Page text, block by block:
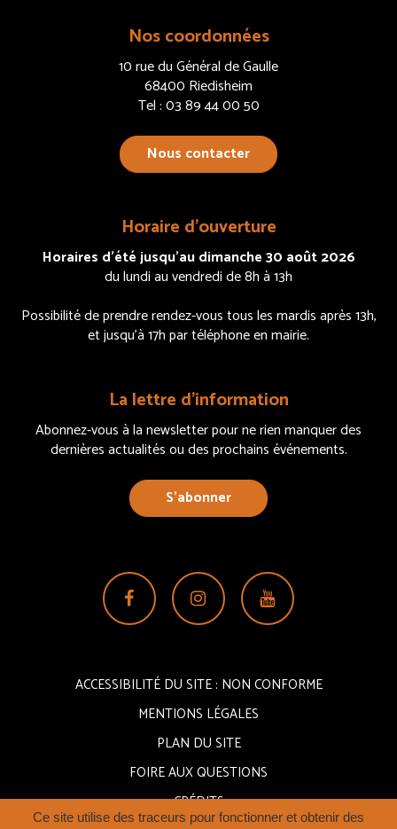
Ce site utilise des traceurs pour fonctionner et obtenir des
Nos coordonnées
10 rue du Général de Gaulle
68400 Riedisheim
Tel : 03 89 44 00 50
Nous contacter
Horaire d’ouverture
Horaires d’été jusqu’au dimanche 30 août 2026
du lundi au vendredi de 8h à 13h
Possibilité de prendre rendez-vous tous les mardis après 13h,
et jusqu’à 17h par téléphone en mairie.
La lettre d’information
Abonnez-vous à la newsletter pour ne rien manquer des
dernières actualités ou des prochains événements.
S’abonner
Lien
vers
compte
Facebook
Lien
vers
compte
Instagram
Lien
vers
chaîne
ACCESSIBILITÉ DU SITE : NON CONFORME
MENTIONS LÉGALES
PLAN DU SITE
FOIRE AUX QUESTIONS
CRÉDITS